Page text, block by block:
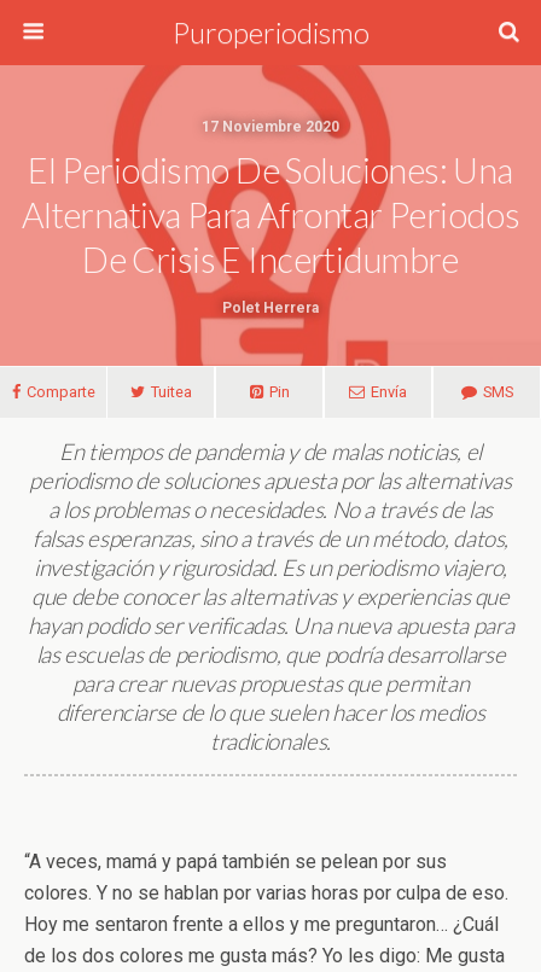
Puroperiodismo
17 Noviembre 2020
El Periodismo De Soluciones: Una
Alternativa Para Afrontar Periodos
De Crisis E Incertidumbre
Polet Herrera
Comparte Tuitea Pin Envía SMS
En tiempos de pandemia y de malas noticias, el
periodismo de soluciones apuesta por las alternativas
a los problemas o necesidades. No a través de las
falsas esperanzas, sino a través de un método, datos,
investigación y rigurosidad. Es un periodismo viajero,
que debe conocer las alternativas y experiencias que
hayan podido ser verificadas. Una nueva apuesta para
las escuelas de periodismo, que podría desarrollarse
para crear nuevas propuestas que permitan
diferenciarse de lo que suelen hacer los medios
tradicionales.
“A veces, mamá y papá también se pelean por sus
colores. Y no se hablan por varias horas por culpa de eso.
Hoy me sentaron frente a ellos y me preguntaron… ¿Cuál
de los dos colores me gusta más? Yo les digo: Me gusta